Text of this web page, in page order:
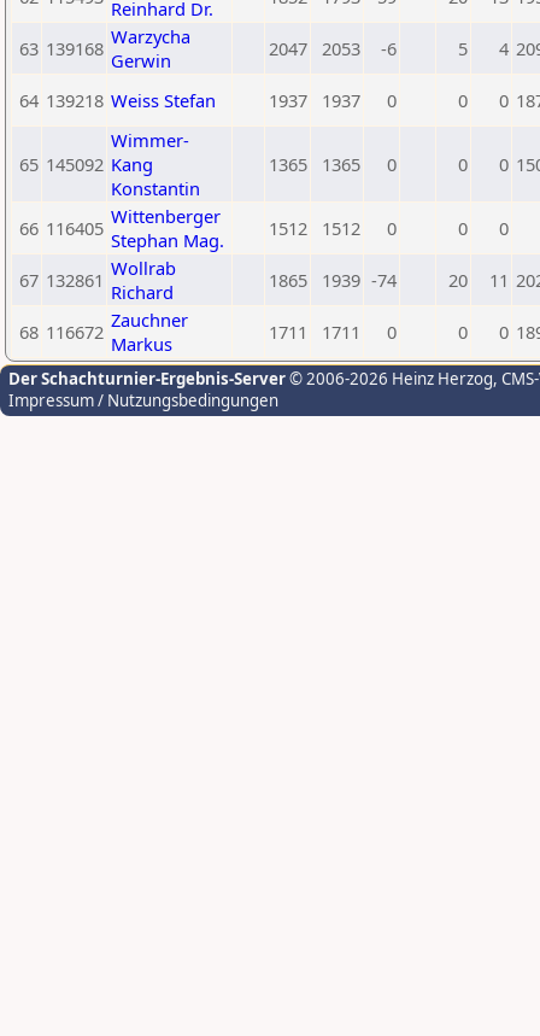
Reinhard Dr.
63 139168 Warzycha
Gerwin
2047 2053 -6 5 4
64 139218 Weiss Stefan 1937 1937 0 0 0
65 145092
Wimmer-
Kang
Konstantin
1365 1365 0 0 0
66 116405 Wittenberger
Stephan Mag.
1512 1512 0 0 0
67 132861 Wollrab
Richard
1865 1939 -74 20 11
68 116672 Zauchner
Markus
1711 1711 0 0 0
Der Schachturnier-Ergebnis-Server© 2006-2026 Heinz Herzog,
Impressum / Nutzungsbedingungen